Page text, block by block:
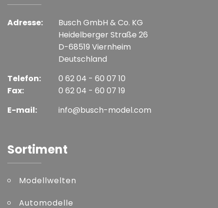
Adresse:
Busch GmbH & Co. KG
Heidelberger Straße 26
D-68519 Viernheim
Deutschland
Telefon:
Fax:
0 62 04 - 60 07 10
0 62 04 - 60 07 19
E-mail:
info@busch-model.com
Sortiment
Modellwelten
Automodelle